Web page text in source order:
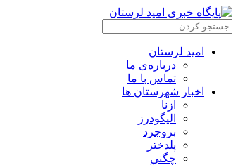
امید لرستان
درباره‌ی ما
تماس با ما
اخبار شهرستان ها
ازنا
الیگودرز
بروجرد
پلدختر
چگنی